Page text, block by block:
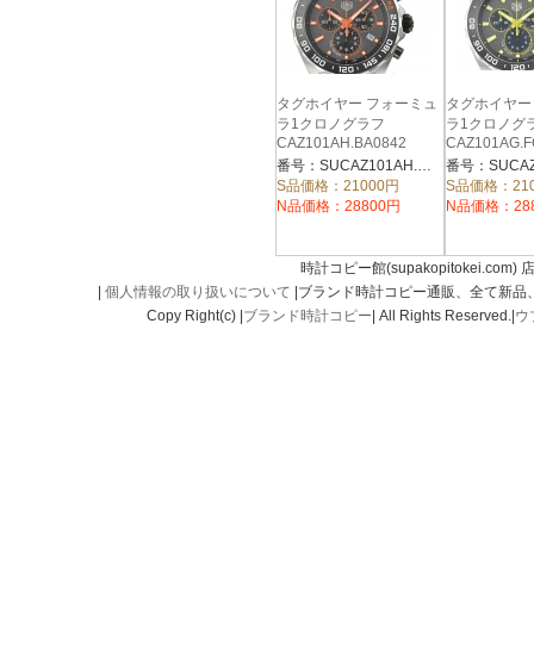
タグホイヤー フォーミュ
ラ1クロノグラフ
CAZ101AH.BA0842
番号：SUCAZ101AH.BA0842
S品価格：21000円
N品価格：28800円
タグホイヤ
ラ1クロノグ
S品価格：
N品価格：
時計コピー館(supakopitokei.com)
個人情報の取り扱いについて |ブランド時計コピー通販、全て新
Copy Right(c) | ブランド時計コピー | All Rights Reserved.| ウ